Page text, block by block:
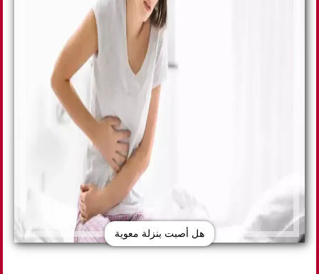
هل أصبت بنزلة معوية